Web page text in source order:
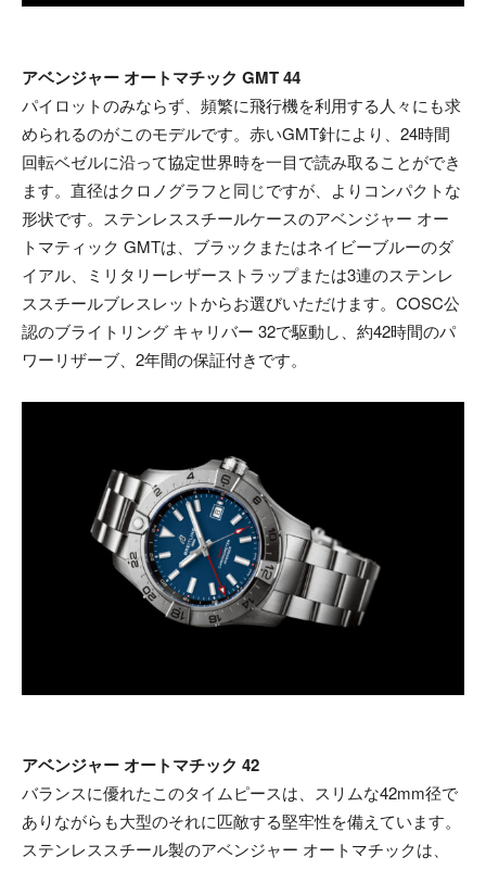
アベンジャー オートマチック GMT 44
パイロットのみならず、頻繁に飛行機を利用する人々にも求
められるのがこのモデルです。赤いGMT針により、24時間
回転ベゼルに沿って協定世界時を一目で読み取ることができ
ます。直径はクロノグラフと同じですが、よりコンパクトな
形状です。ステンレススチールケースのアベンジャー オー
トマティック GMTは、ブラックまたはネイビーブルーのダ
イアル、ミリタリーレザーストラップまたは3連のステンレ
ススチールブレスレットからお選びいただけます。COSC公
認のブライトリング キャリバー 32で駆動し、約42時間のパ
ワーリザーブ、2年間の保証付きです。
アベンジャー オートマチック 42
バランスに優れたこのタイムピースは、スリムな42mm径で
ありながらも大型のそれに匹敵する堅牢性を備えています。
ステンレススチール製のアベンジャー オートマチックは、